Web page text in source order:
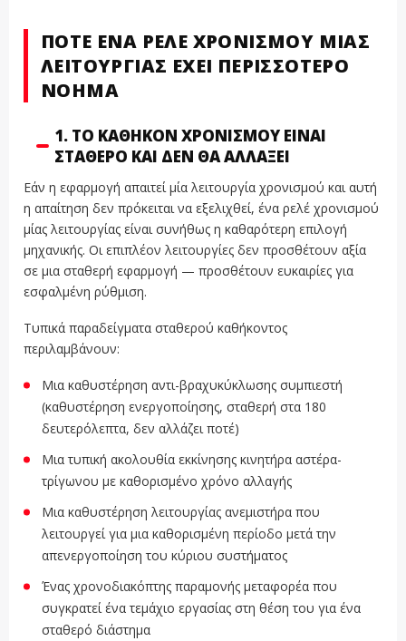
ΠΌΤΕ ΈΝΑ ΡΕΛΈ ΧΡΟΝΙΣΜΟΎ ΜΊΑΣ
ΛΕΙΤΟΥΡΓΊΑΣ ΈΧΕΙ ΠΕΡΙΣΣΌΤΕΡΟ
ΝΌΗΜΑ
1. ΤΟ ΚΑΘΉΚΟΝ ΧΡΟΝΙΣΜΟΎ ΕΊΝΑΙ
ΣΤΑΘΕΡΌ ΚΑΙ ΔΕΝ ΘΑ ΑΛΛΆΞΕΙ
Εάν η εφαρμογή απαιτεί μία λειτουργία χρονισμού και αυτή
η απαίτηση δεν πρόκειται να εξελιχθεί, ένα ρελέ χρονισμού
μίας λειτουργίας είναι συνήθως η καθαρότερη επιλογή
μηχανικής. Οι επιπλέον λειτουργίες δεν προσθέτουν αξία
σε μια σταθερή εφαρμογή — προσθέτουν ευκαιρίες για
εσφαλμένη ρύθμιση.
Τυπικά παραδείγματα σταθερού καθήκοντος
περιλαμβάνουν:
Μια καθυστέρηση αντι-βραχυκύκλωσης συμπιεστή
(καθυστέρηση ενεργοποίησης, σταθερή στα 180
δευτερόλεπτα, δεν αλλάζει ποτέ)
Μια τυπική ακολουθία εκκίνησης κινητήρα αστέρα-
τρίγωνου με καθορισμένο χρόνο αλλαγής
Μια καθυστέρηση λειτουργίας ανεμιστήρα που
λειτουργεί για μια καθορισμένη περίοδο μετά την
απενεργοποίηση του κύριου συστήματος
Ένας χρονοδιακόπτης παραμονής μεταφορέα που
συγκρατεί ένα τεμάχιο εργασίας στη θέση του για ένα
σταθερό διάστημα